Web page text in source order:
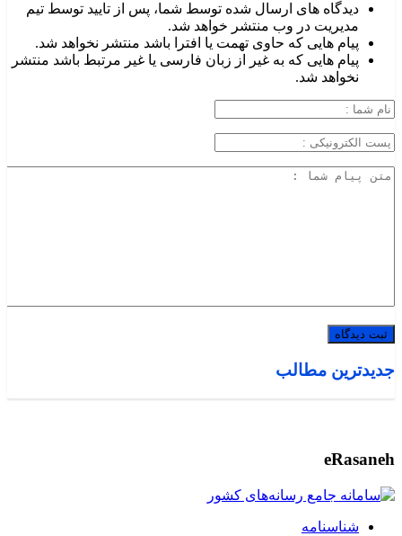
دیدگاه های ارسال شده توسط شما، پس از تایید توسط تیم
مدیریت در وب منتشر خواهد شد.
پیام هایی که حاوی تهمت یا افترا باشد منتشر نخواهد شد.
پیام هایی که به غیر از زبان فارسی یا غیر مرتبط باشد منتشر
نخواهد شد.
جدیدترین مطالب
eRasaneh
شناسنامه